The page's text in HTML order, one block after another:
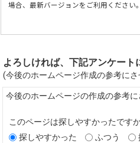
場合、最新バージョンをご利用ください。